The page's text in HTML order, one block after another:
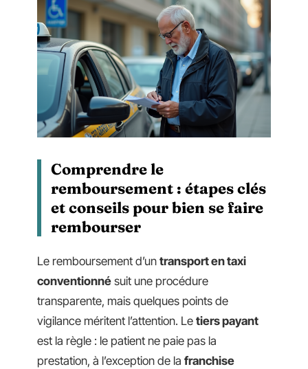
Comprendre le
remboursement : étapes clés
et conseils pour bien se faire
rembourser
Le remboursement d’un transport en taxi
conventionné suit une procédure
transparente, mais quelques points de
vigilance méritent l’attention. Le tiers payant
est la règle : le patient ne paie pas la
prestation, à l’exception de la franchise